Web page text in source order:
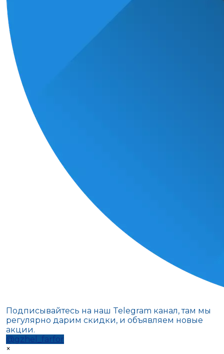
Подписывайтесь на наш Telegram канал, там мы
регулярно дарим скидки, и объявляем новые
акции.
@gzhel_farfor
×